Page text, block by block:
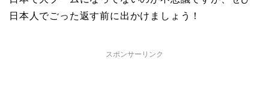
日本人でごった返す前に出かけましょう！
スポンサーリンク